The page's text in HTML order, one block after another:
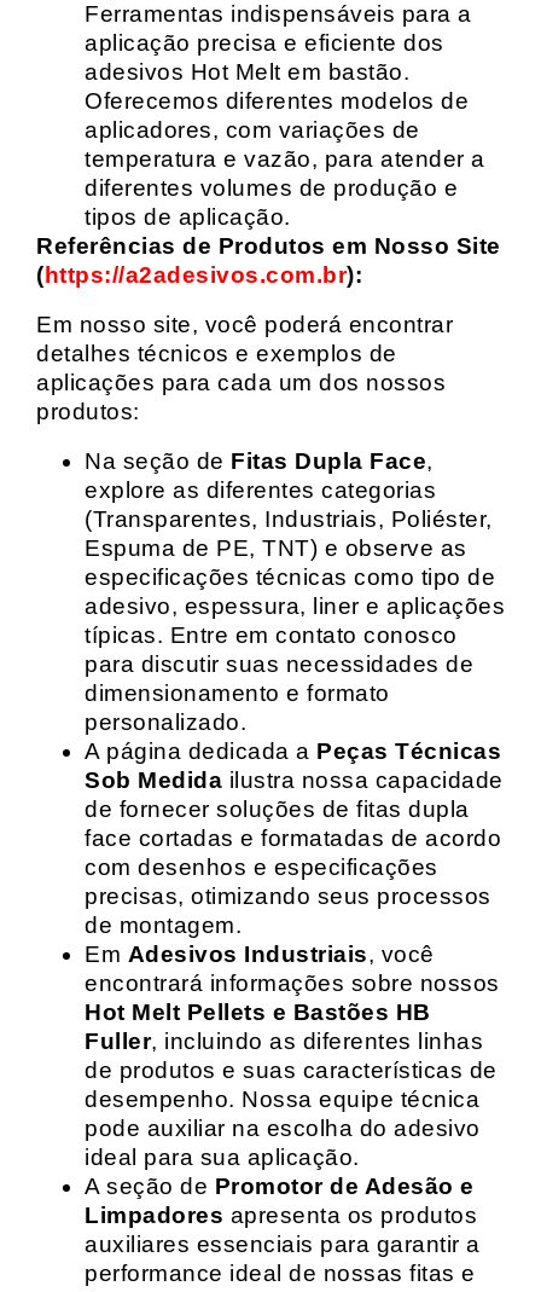
Ferramentas indispensáveis para a
aplicação precisa e eficiente dos
adesivos Hot Melt em bastão.
Oferecemos diferentes modelos de
aplicadores, com variações de
temperatura e vazão, para atender a
diferentes volumes de produção e
tipos de aplicação.
Referências de Produtos em Nosso Site
(https://a2adesivos.com.br):
Em nosso site, você poderá encontrar
detalhes técnicos e exemplos de
aplicações para cada um dos nossos
produtos:
Na seção de Fitas Dupla Face,
explore as diferentes categorias
(Transparentes, Industriais, Poliéster,
Espuma de PE, TNT) e observe as
especificações técnicas como tipo de
adesivo, espessura, liner e aplicações
típicas. Entre em contato conosco
para discutir suas necessidades de
dimensionamento e formato
personalizado.
A página dedicada a Peças Técnicas
Sob Medida ilustra nossa capacidade
de fornecer soluções de fitas dupla
face cortadas e formatadas de acordo
com desenhos e especificações
precisas, otimizando seus processos
de montagem.
Em Adesivos Industriais, você
encontrará informações sobre nossos
Hot Melt Pellets e Bastões HB
Fuller, incluindo as diferentes linhas
de produtos e suas características de
desempenho. Nossa equipe técnica
pode auxiliar na escolha do adesivo
ideal para sua aplicação.
A seção de Promotor de Adesão e
Limpadores apresenta os produtos
auxiliares essenciais para garantir a
performance ideal de nossas fitas e